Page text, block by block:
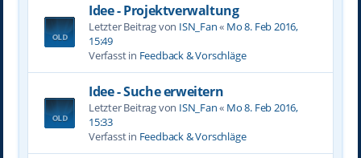
Idee - Projektverwaltung
Letzter Beitrag von ISN_Fan« Mo 8. Feb 2016,
15:49
Verfasst in Feedback & Vorschläge
Idee - Suche erweitern
Letzter Beitrag von ISN_Fan« Mo 8. Feb 2016,
15:33
Verfasst in Feedback & Vorschläge